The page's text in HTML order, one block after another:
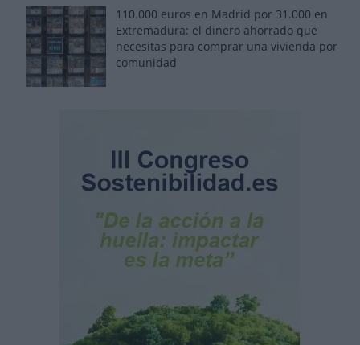
110.000 euros en Madrid por 31.000 en
Extremadura: el dinero ahorrado que
necesitas para comprar una vivienda por
comunidad